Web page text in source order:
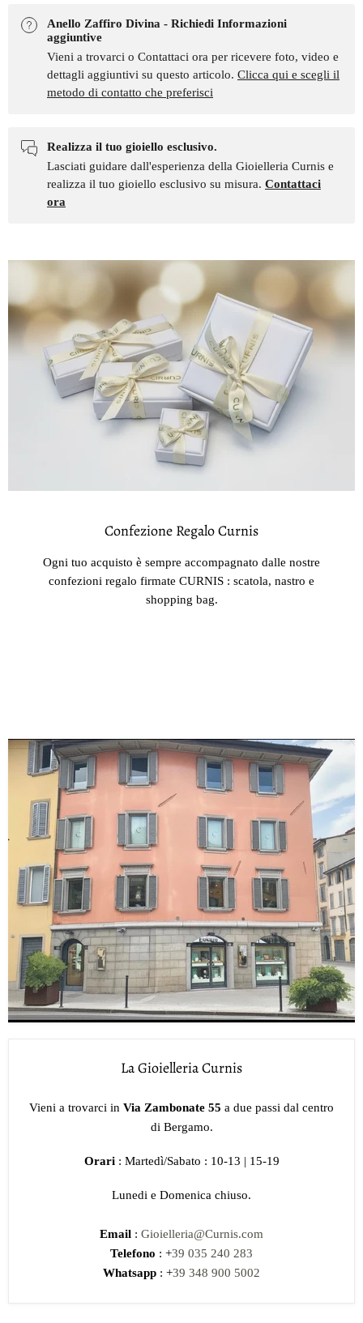
Anello Zaffiro Divina - Richiedi Informazioni
aggiuntive
Vieni a trovarci o Contattaci ora per ricevere foto, video e
dettagli aggiuntivi su questo articolo. Clicca qui e scegli il
metodo di contatto che preferisci
Realizza il tuo gioiello esclusivo.
Lasciati guidare dall'esperienza della Gioielleria Curnis e
realizza il tuo gioiello esclusivo su misura. Contattaci
ora
Confezione Regalo Curnis
Ogni tuo acquisto è sempre accompagnato dalle nostre
confezioni regalo firmate CURNIS : scatola, nastro e
shopping bag.
La Gioielleria Curnis
Vieni a trovarci in Via Zambonate 55 a due passi dal centro
di Bergamo.
Orari : Martedì/Sabato : 10-13 | 15-19
Lunedi e Domenica chiuso.
Email : Gioielleria@Curnis.com
Telefono : +39 035 240 283
Whatsapp : +39 348 900 5002